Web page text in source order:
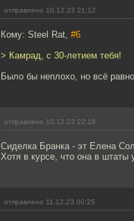
отправлено 10.12.23 21:12
Кому: Steel Rat, #6
> Камрад, с 30-летием тебя!
Было бы неплохо, но всё
отправлено 10.12.23 22:18
Сиделка Бранка - эт Елена
Хотя в курсе, что она в штаты
отправлено 11.12.23 00:25